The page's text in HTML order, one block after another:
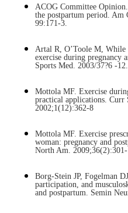
ACOG Committee
the postpartum period. Am
99:171-3.
Artal R, O’Toole M,
exercise during pregnancy
Sports Med. 2003/37?6 -12.
Mottola MF. Exercise
practical applications. Curr
2002;1(12):362-8
Mottola MF. Exercise
woman: pregnancy and
North Am.
Borg-Stein JP, Fogelman
participation, and
and postpartum. Semin